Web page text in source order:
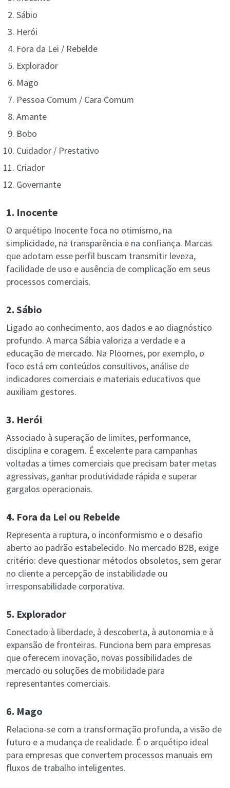
Sábio
Herói
Fora da Lei / Rebelde
Explorador
Mago
Pessoa Comum / Cara Comum
Amante
Bobo
Cuidador / Prestativo
Criador
Governante
1. Inocente
O arquétipo Inocente foca no otimismo, na
simplicidade, na transparência e na confiança. Marcas
que adotam esse perfil buscam transmitir leveza,
facilidade de uso e ausência de complicação em seus
processos comerciais.
2. Sábio
Ligado ao conhecimento, aos dados e ao diagnóstico
profundo. A marca Sábia valoriza a verdade e a
educação de mercado. Na Ploomes, por exemplo, o
foco está em conteúdos consultivos, análise de
indicadores comerciais e materiais educativos que
auxiliam gestores.
3. Herói
Associado à superação de limites, performance,
disciplina e coragem. É excelente para campanhas
voltadas a times comerciais que precisam bater metas
agressivas, ganhar produtividade rápida e superar
gargalos operacionais.
4. Fora da Lei ou Rebelde
Representa a ruptura, o inconformismo e o desafio
aberto ao padrão estabelecido. No mercado B2B, exige
critério: deve questionar métodos obsoletos, sem gerar
no cliente a percepção de instabilidade ou
irresponsabilidade corporativa.
5. Explorador
Conectado à liberdade, à descoberta, à autonomia e à
expansão de fronteiras. Funciona bem para empresas
que oferecem inovação, novas possibilidades de
mercado ou soluções de mobilidade para
representantes comerciais.
6. Mago
Relaciona-se com a transformação profunda, a visão de
futuro e a mudança de realidade. É o arquétipo ideal
para empresas que convertem processos manuais em
fluxos de trabalho inteligentes.